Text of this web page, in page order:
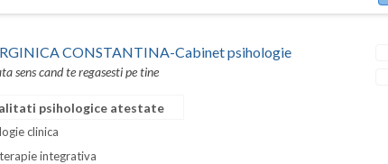
CONSTANTINA-Cabinet psihologie
sens cand te regasesti pe tine
psihologice atestate
clinica
integrativa